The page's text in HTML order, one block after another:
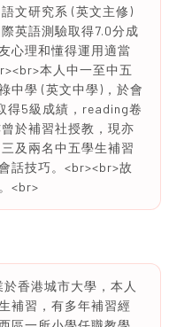
文研究系 (英文主修)
英語測驗取得7.0分成
心理和懂得運用適當
本人中一至中五
中學 (英文中學)，於會
得5級成績，reading卷
於補習社授教，現亦
及兩名中五學生補習
話技巧。<br><br>故
<br>
香港城市大學，本人
補習，有多年補習經